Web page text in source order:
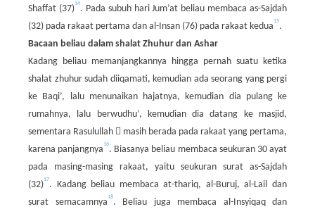
Shaffat (37)
14
. Pada subuh hari Jum’at beliau membaca as-Sajdah
(32) pada rakaat pertama dan al-Insan (76) pada rakaat kedua
15
.
Bacaan beliau dalam shalat Zhuhur dan Ashar
Kadang beliau memanjangkannya hingga pernah suatu ketika
shalat zhuhur sudah diiqamati, kemudian ada seorang yang pergi
ke Baqi’, lalu menunaikan hajatnya, kemudian dia pulang ke
rumahnya, lalu berwudhu’, kemudian dia datang ke masjid,
sementara Rasulullah  masih berada pada rakaat yang pertama,
karena panjangnya
16
. Biasanya beliau membaca seukuran 30 ayat
pada masing-masing rakaat, yaitu seukuran surat as-Sajdah
(32)
17
. Kadang beliau membaca at-thariq, al-Buruj, al-Lail dan
surat semacamnya
18
. Beliau juga membaca al-Insyiqaq dan